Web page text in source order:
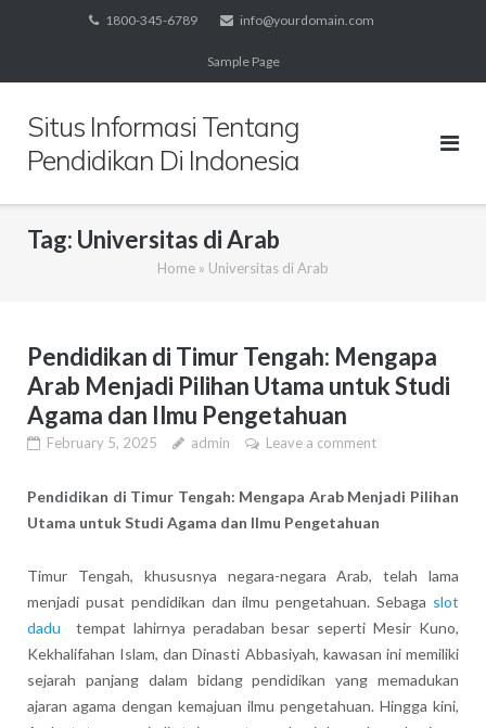
1800-345-6789 info@yourdomain.com
Sample Page
Situs Informasi Tentang
Pendidikan Di Indonesia
Tag: Universitas di Arab
Home » Universitas di Arab
Pendidikan di Timur Tengah: Mengapa
Arab Menjadi Pilihan Utama untuk Studi
Agama dan Ilmu Pengetahuan
February 5, 2025 admin Leave a comment
Pendidikan di Timur Tengah: Mengapa Arab Menjadi Pilihan
Utama untuk Studi Agama dan Ilmu Pengetahuan
Timur Tengah, khususnya negara-negara Arab, telah lama
menjadi pusat pendidikan dan ilmu pengetahuan. Sebaga slot
dadu tempat lahirnya peradaban besar seperti Mesir Kuno,
Kekhalifahan Islam, dan Dinasti Abbasiyah, kawasan ini memiliki
sejarah panjang dalam bidang pendidikan yang memadukan
ajaran agama dengan kemajuan ilmu pengetahuan. Hingga kini,